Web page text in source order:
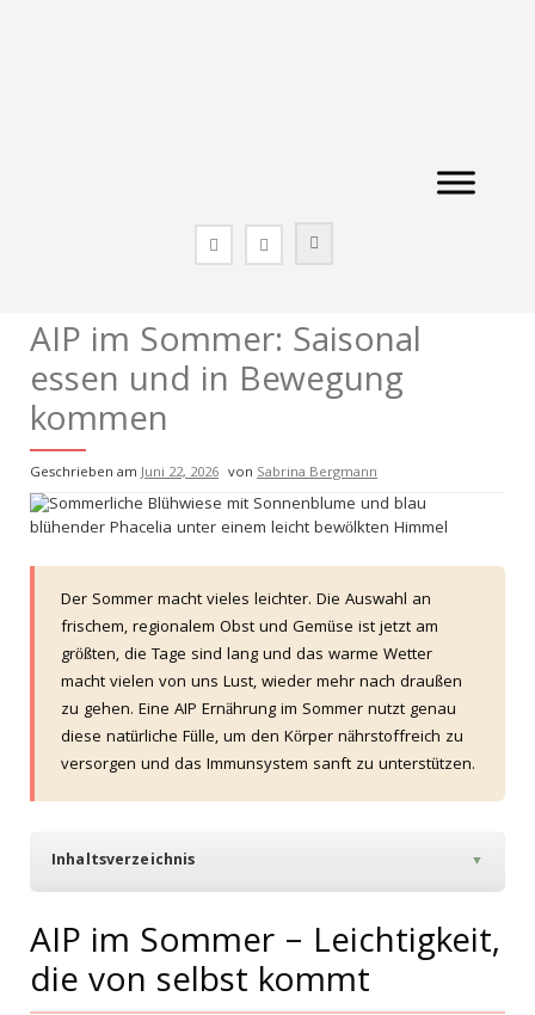
AIP im Sommer: Saisonal
essen und in Bewegung
kommen
Geschrieben amJuni 22, 2026 von Sabrina Bergmann
Der Sommer macht vieles leichter. Die Auswahl an
frischem, regionalem Obst und Gemüse ist jetzt am
größten, die Tage sind lang und das warme Wetter
macht vielen von uns Lust, wieder mehr nach draußen
zu gehen. Eine AIP Ernährung im Sommer nutzt genau
diese natürliche Fülle, um den Körper nährstoffreich zu
versorgen und das Immunsystem sanft zu unterstützen.
Inhaltsverzeichnis ▼
AIP im Sommer – Leichtigkeit,
die von selbst kommt